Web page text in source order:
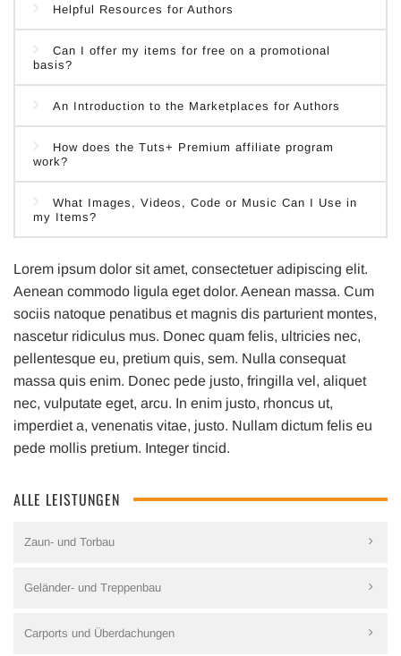
Helpful Resources for Authors
Can I offer my items for free on a promotional
basis?
An Introduction to the Marketplaces for Authors
How does the Tuts+ Premium affiliate program
work?
What Images, Videos, Code or Music Can I Use in
my Items?
Lorem ipsum dolor sit amet, consectetuer adipiscing elit.
Aenean commodo ligula eget dolor. Aenean massa. Cum
sociis natoque penatibus et magnis dis parturient montes,
nascetur ridiculus mus. Donec quam felis, ultricies nec,
pellentesque eu, pretium quis, sem. Nulla consequat
massa quis enim. Donec pede justo, fringilla vel, aliquet
nec, vulputate eget, arcu. In enim justo, rhoncus ut,
imperdiet a, venenatis vitae, justo. Nullam dictum felis eu
pede mollis pretium. Integer tincid.
ALLE LEISTUNGEN
Zaun- und Torbau
Geländer- und Treppenbau
Carports und Überdachungen